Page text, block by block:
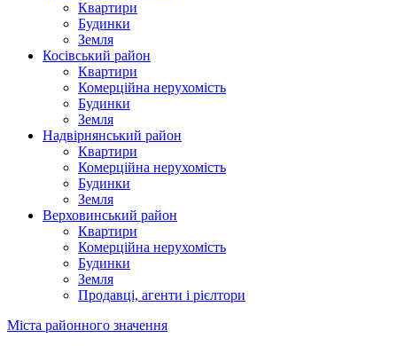
Квартири
Будинки
Земля
Косівський район
Квартири
Комерційна нерухомість
Будинки
Земля
Надвірнянський район
Квартири
Комерційна нерухомість
Будинки
Земля
Верховинський район
Квартири
Комерційна нерухомість
Будинки
Земля
Продавці, агенти і рієлтори
Міста районного значення